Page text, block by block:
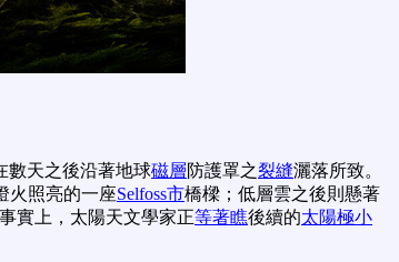
數天之後沿著地球磁層防護罩之裂縫灑落所致。
火照亮的一座Selfoss市橋樑；低層雲之後則懸著
實上，太陽天文學家正等著瞧後續的太陽極小